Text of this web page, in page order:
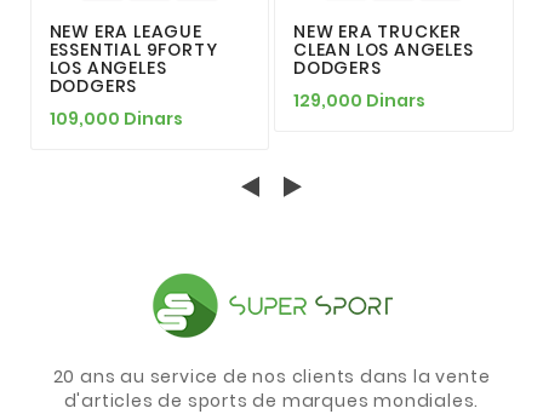
NEW ERA LEAGUE
ESSENTIAL 9FORTY
LOS ANGELES
DODGERS
109,000 Dinars
NEW ERA TRUCKER
CLEAN LOS ANGELES
DODGERS
129,000 Dinars
20 ans au service de nos clients dans la vente
d'articles de sports de marques mondiales.